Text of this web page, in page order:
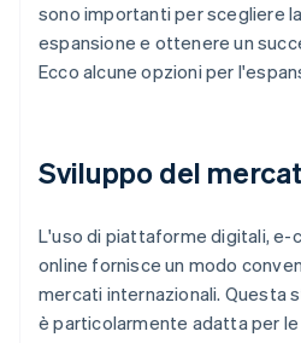
sono importanti per scegliere
espansione e ottenere un
Ecco alcune opzioni per
Sviluppo del
L'uso di piattaforme digitali, e-
online fornisce un modo
mercati internazionali. Questa
è particolarmente adatta per